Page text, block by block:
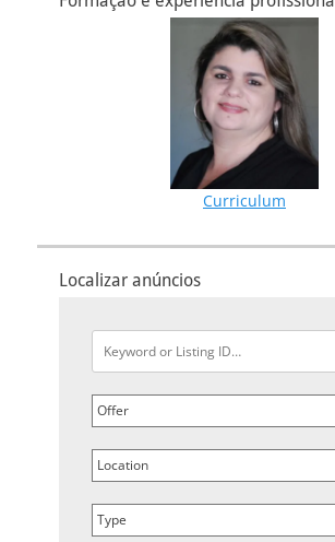
Curriculum
Localizar anúncios